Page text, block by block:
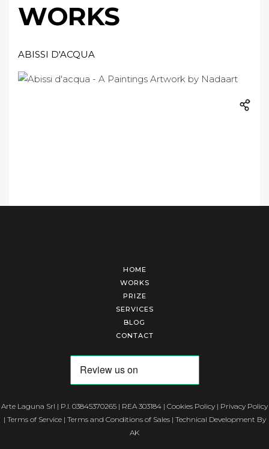
WORKS
ABISSI D'ACQUA
HOME
WORKS
PRIZE
SERVICES
BLOG
CONTACT
Arte Laguna Srl | P.I. 03845370265 | REA 303184 | Cookies Policy | Privacy Policy
| Terms of Service| Terms and Conditions of Sales| Technical Development By
AK